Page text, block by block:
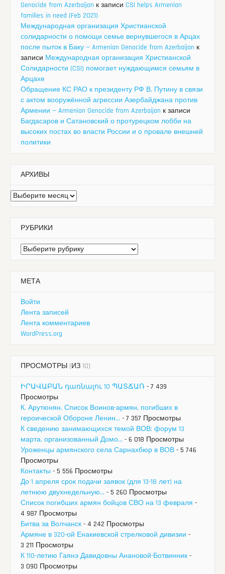
Genocide from Azerbaijan к записи CSI helps Armenian
families in need (Feb 2021)
Международная организация Христианской
солидарности о помощи семье вернувшегося в Арцах
после пыток в Баку — Armenian Genocide from Azerbaijan к
записи Международная организация Христианской
Солидарности (CSI) помогает нуждающимся семьям в
Арцахе
Обращение КС РАО к президенту РФ В. Путину в связи
с актом вооружённой агрессии Азербайджана против
Армении — Armenian Genocide from Azerbaijan к записи
Багдасаров и Сатановский о протурецком лобби на
высоких постах во власти России и о провале внешней
политики
АРХИВЫ
Архивы
РУБРИКИ
Рубрики
МЕТА
Войти
Лента записей
Лента комментариев
WordPress.org
ПРОСМОТРЫ (ИЗ 10)
ԻՐԱՎԱԲԱՆ դառնալու 10 ՊԱՏՃԱՌ - 7 439
Просмотры
К. Арутюнян. Список Воинов-армян, погибших в
героической Обороне Ленин... - 7 357 Просмотры
К сведению занимающихся темой ВОВ: форум 13
марта, организованный Домо... - 6 018 Просмотры
Уроженцы армянского села Сарнахбюр в ВОВ - 5 746
Просмотры
Контакты - 5 556 Просмотры
До 1 апреля срок подачи заявок (для 13-18 лет) на
летнюю двухнедельную... - 5 260 Просмотры
Список погибших армян бойцов СВО на 13 февраля -
4 987 Просмотры
Битва за Волчанск - 4 242 Просмотры
Армяне в 320-ой Енакиевской стрелковой дивизии -
3 211 Просмотры
К 110-летию Гаянэ Давидовны Анановой-Ботвинник -
3 090 Просмотры